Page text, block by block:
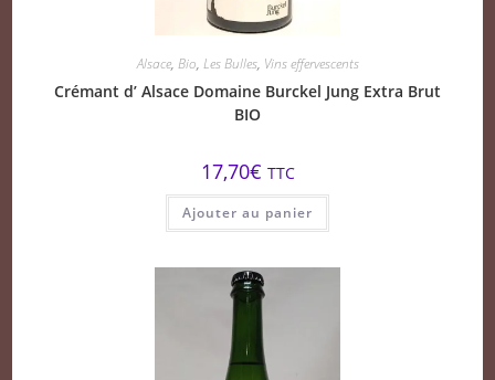
Alsace, Bio, Les Bulles, Vins effervescents
Crémant d’ Alsace Domaine Burckel Jung Extra Brut
BIO
17,70€ TTC
Ajouter au panier